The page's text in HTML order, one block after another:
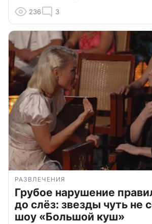
236 3
РАЗВЛЕЧЕНИЯ
Грубое нарушение
до слёз: звезды чуть не
шоу «Большой куш»